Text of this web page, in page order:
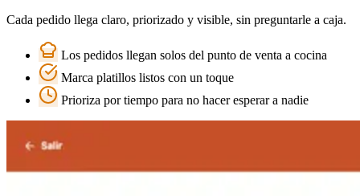
Cada pedido llega claro, priorizado y visible, sin preguntarle a caja.
Los pedidos llegan solos del punto de venta a cocina
Marca platillos listos con un toque
Prioriza por tiempo para no hacer esperar a nadie